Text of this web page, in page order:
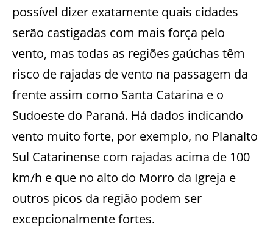
possível dizer exatamente quais cidades
serão castigadas com mais força pelo
vento, mas todas as regiões gaúchas têm
risco de rajadas de vento na passagem da
frente assim como Santa Catarina e o
Sudoeste do Paraná. Há dados indicando
vento muito forte, por exemplo, no Planalto
Sul Catarinense com rajadas acima de 100
km/h e que no alto do Morro da Igreja e
outros picos da região podem ser
excepcionalmente fortes.